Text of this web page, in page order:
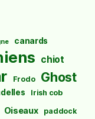
canards
chiot
Frodo Ghost
Irish cob
Oiseaux paddock